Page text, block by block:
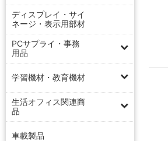
ディスプレイ・サイ
ネージ・表示用部材
PCサプライ・事務
用品
学習機材・教育機材
生活オフィス関連商
品
車載製品